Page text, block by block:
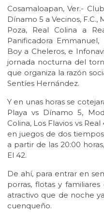
Cosamaloapan, Ver.-
Dínamo 5 a Vecinos, F.C.,
Poza, Real Colina a
Panificadora
Boy a Cheleros, e
jornada nocturna del
que organiza la razón
Sentíes Hernández.
Y en unas horas se
Playa vs Dínamo 5,
Colina, Los Flavios vs
en juegos de dos
a partir de las 20:00
El 42.
De ahí, para entrar en
porras, flotas y
atractivo que de noche
cuenqueño.